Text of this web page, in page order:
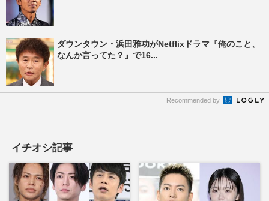
ダウンタウン・浜田雅功がNetflixドラマ『俺のこと、
なんか言ってた？』で16...
Recommended by
イチオシ記事